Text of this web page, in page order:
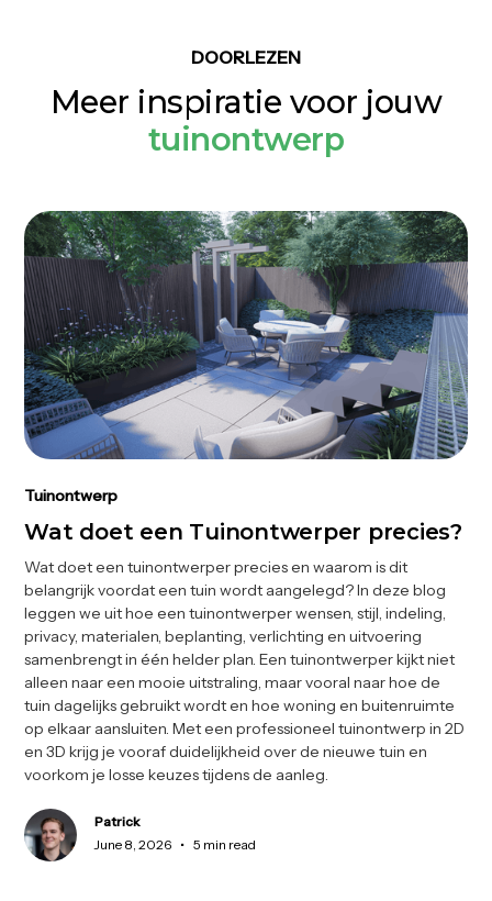
DOORLEZEN
Meer inspiratie voor jouw
tuinontwerp
Tuinontwerp
Wat doet een Tuinontwerper precies?
Wat doet een tuinontwerper precies en waarom is dit
belangrijk voordat een tuin wordt aangelegd? In deze blog
leggen we uit hoe een tuinontwerper wensen, stijl, indeling,
privacy, materialen, beplanting, verlichting en uitvoering
samenbrengt in één helder plan. Een tuinontwerper kijkt niet
alleen naar een mooie uitstraling, maar vooral naar hoe de
tuin dagelijks gebruikt wordt en hoe woning en buitenruimte
op elkaar aansluiten. Met een professioneel tuinontwerp in 2D
en 3D krijg je vooraf duidelijkheid over de nieuwe tuin en
voorkom je losse keuzes tijdens de aanleg.
Patrick
June 8, 2026 • 5 min read